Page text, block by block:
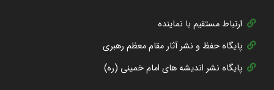
ارتباط مستقیم با نماینده
پایگاه حفظ و نشر آثار مقام معظم رهبری
پایگاه نشر اندیشه های امام خمینی (ره)